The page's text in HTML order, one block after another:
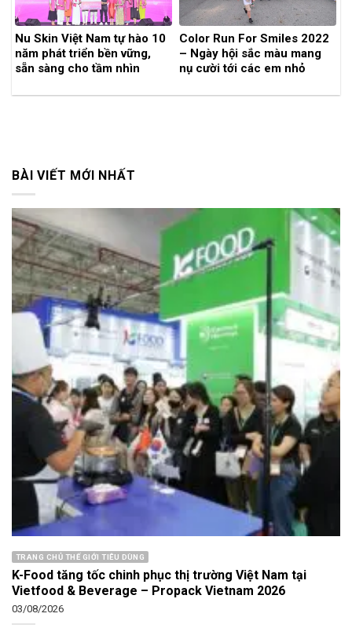
Nu Skin Việt Nam tự hào 10
năm phát triển bền vững,
sẵn sàng cho tầm nhìn
Color Run For Smiles 2022
– Ngày hội sắc màu mang
nụ cười tới các em nhỏ
BÀI VIẾT MỚI NHẤT
TRANG CHỦ THẾ GIỚI TIÊU DÙNG
K-Food tăng tốc chinh phục thị trường Việt Nam tại
Vietfood & Beverage – Propack Vietnam 2026
03/08/2026